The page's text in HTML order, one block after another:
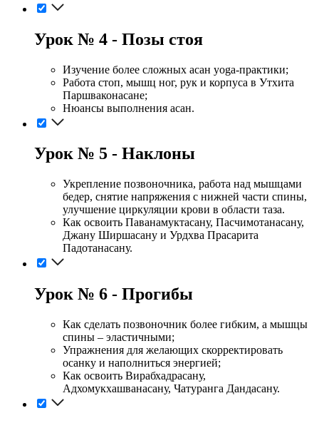
Урок № 4 - Позы стоя
Изучение более сложных асан yoga-практики;
Работа стоп, мышц ног, рук и корпуса в Утхита
Паршваконасане;
Нюансы выполнения асан.
Урок № 5 - Наклоны
Укрепление позвоночника, работа над мышцами
бедер, снятие напряжения с нижней части спины,
улучшение циркуляции крови в области таза.
Как освоить Паванамуктасану, Пасчимотанасану,
Джану Ширшасану и Урдхва Прасарита
Падотанасану.
Урок № 6 - Прогибы
Как сделать позвоночник более гибким, а мышцы
спины – эластичными;
Упражнения для желающих скорректировать
осанку и наполниться энергией;
Как освоить Вирабхадрасану,
Адхомукхашванасану, Чатуранга Дандасану.